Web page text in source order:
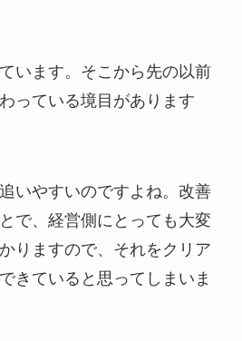
ます。そこから先の以前
っている境目があります
やすいのですよね。改善
で、経営側にとっても大変
りますので、それをクリア
きていると思ってしまいま